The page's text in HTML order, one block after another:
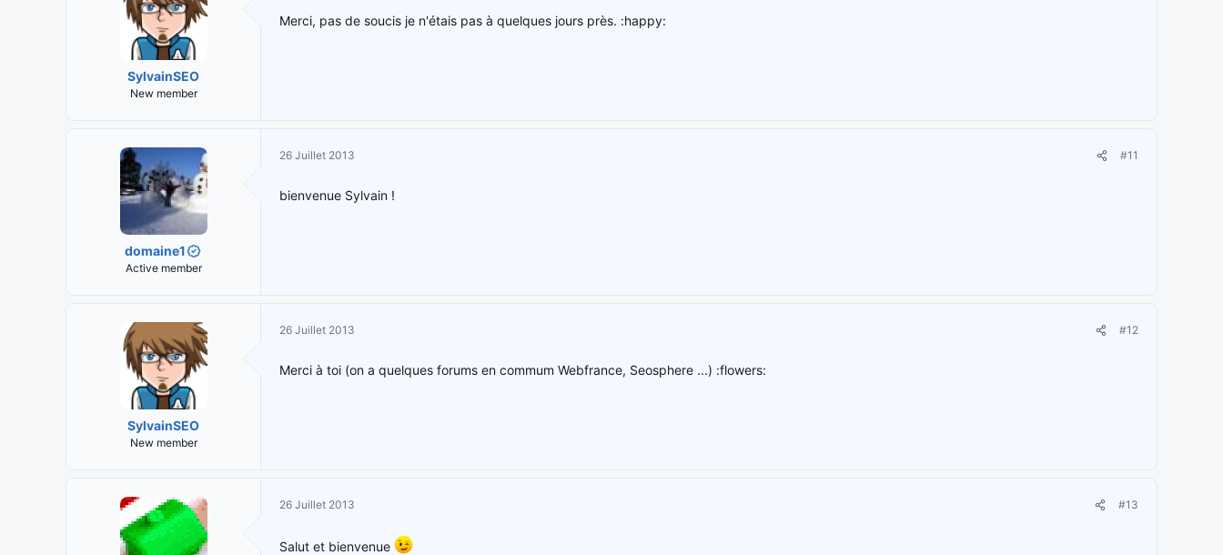
SylvainSEO
New member
Merci, pas de soucis je n'étais pas à quelques jours près. :happy:
domaine1
Active member
26 Juillet 2013 #11
bienvenue Sylvain !
SylvainSEO
New member
26 Juillet 2013 #12
Merci à toi (on a quelques forums en commum Webfrance, Seosphere ...) :flowers:
26 Juillet 2013 #13
Salut et bienvenue